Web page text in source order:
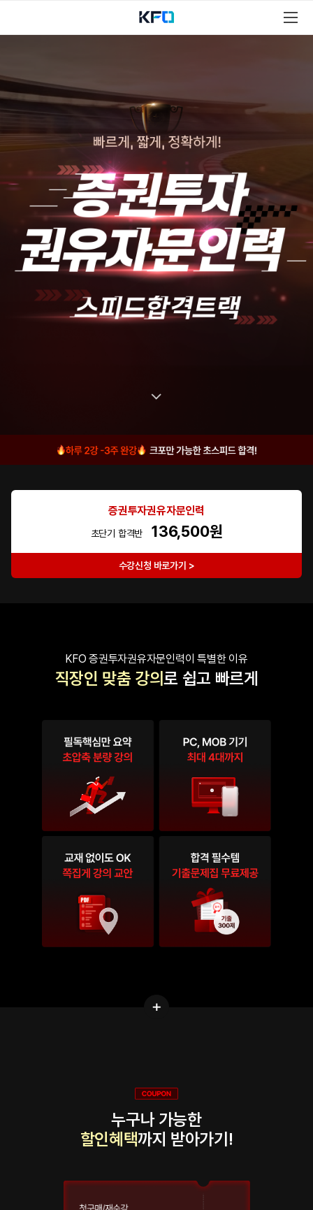
증권투자권유자문인력
초단기 합격반 136,500원
수강신청 바로가기 >
KFO 증권투자권유자문인력이 특별한 이유
직장인 맞춤 강의로 쉽고 빠르게
누구나 가능한
할인혜택까지 받아가기!